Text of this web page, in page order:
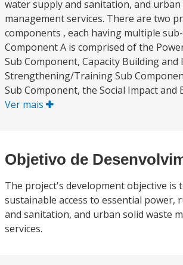
water supply and sanitation, and urban
management services. There are two
components , each having multiple
Component A is comprised of the
Sub Component, Capacity Building
Strengthening/Training Sub
Sub Component, the Social Impact and
Ver mais
Objetivo de
The project's development objective is
sustainable access to essential power,
and sanitation, and urban solid waste
services.